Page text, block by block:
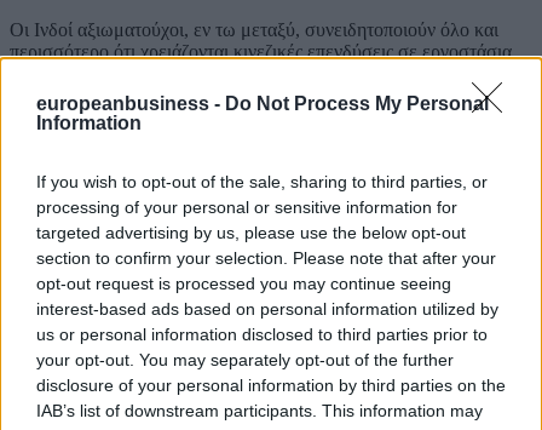
europeanbusiness - Do Not Process My Personal
Information
If you wish to opt-out of the sale, sharing to third parties, or
processing of your personal or sensitive information for
targeted advertising by us, please use the below opt-out
section to confirm your selection. Please note that after your
opt-out request is processed you may continue seeing
interest-based ads based on personal information utilized by
us or personal information disclosed to third parties prior to
your opt-out. You may separately opt-out of the further
disclosure of your personal information by third parties on the
IAB’s list of downstream participants. This information may
Οι Ινδοί αξιωματούχοι, εν τω μεταξύ, συνειδητοποιούν όλο και
περισσότερο ότι χρειάζονται κινεζικές επενδύσεις σε εργοστάσια,
παραγωγή στο 25% του ΑΕΠ. Αν παραμείνουν οι υψηλοί
αμερικανικοί δασμοί, σύμφωνα με υπολογισμούς του Bloomberg
μεσοπρόθεσμο ορίζοντα.
«Οι οικονομικές δυνατότητες είναι τεράστιες, αν οι δύο χώρες
μπορέσουν να επιλύσουν τις διαφορές τους και να
οικοδομήσουν εμπιστοσύνη», δήλωσε η Αντάρα Γκόσαλ Σινγκ,
ερευνήτρια στο Observer Research Foundation, think tank με έδρα
το Νέο Δελχί.
«Οι ηγέτες και των δύο χωρών έχουν συχνά μιλήσει για τις
οικονομικές δυνατότητες, αλλά δεν έχουν καταφέρει να
ξεπεράσουν ζητήματα εμπιστοσύνης», πρόσθεσε. «Ο Τραμπ
αποτελεί καλό κίνητρο και για τις δύο χώρες να επανεξετάσουν τις